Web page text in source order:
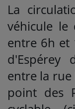
La
véhicule le
entre 6h et
d'Espérey
entre la
point des